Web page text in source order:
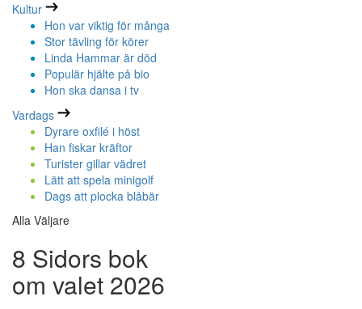
Kultur
Hon var viktig för många
Stor tävling för körer
Linda Hammar är död
Populär hjälte på bio
Hon ska dansa i tv
Vardags
Dyrare oxfilé i höst
Han fiskar kräftor
Turister gillar vädret
Lätt att spela minigolf
Dags att plocka blåbär
Alla Väljare
8 Sidors bok
om valet 2026